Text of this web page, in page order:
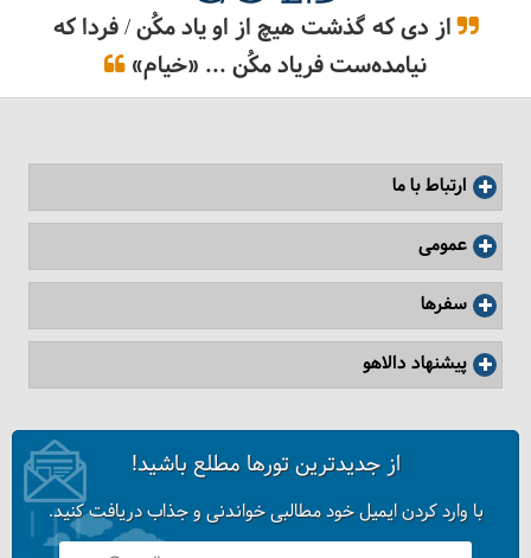
از دی که گذشت هیچ از او یاد مکُن / فردا که
نیامده‌ست فریاد مکُن ... «خیام»
ارتباط با ما
عمومی
سفرها
پیشنهاد دالاهو
از جدیدترین تورها مطلع باشید!
با وارد کردن ایمیل خود مطالبی خواندنی و جذاب دریافت کنید.